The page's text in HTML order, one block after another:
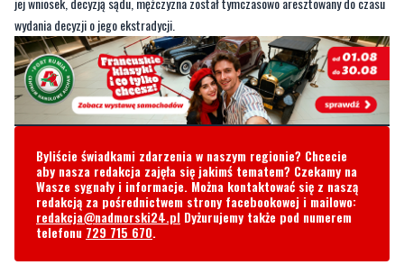
Byliście świadkami zdarzenia w naszym regionie? Chcecie
aby nasza redakcja zajęła się jakimś tematem? Czekamy na
Wasze sygnały i informacje. Można kontaktować się z naszą
redakcja@nadmorski24.plDyżurujemy także pod numerem
telefonu729 715 670.
Komentarze